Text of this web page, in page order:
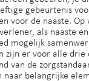
gebeurtenis
voor de naaste. Op
als naaste
mogelijk
zijn er voor alle drie
van de
naar belangrijke